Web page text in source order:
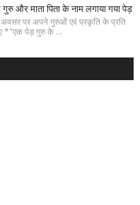
और माता पिता के नाम लगाया गया पेड़
अवसर पर अपने गुरुओं एवं प्रकृति के प्रति
*"एक पेड़ गुरु के ...